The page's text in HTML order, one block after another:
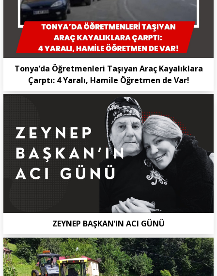
Tonya’da Öğretmenleri Taşıyan Araç Kayalıklara
Çarptı: 4 Yaralı, Hamile Öğretmen de Var!
ZEYNEP BAŞKAN’IN ACI GÜNÜ